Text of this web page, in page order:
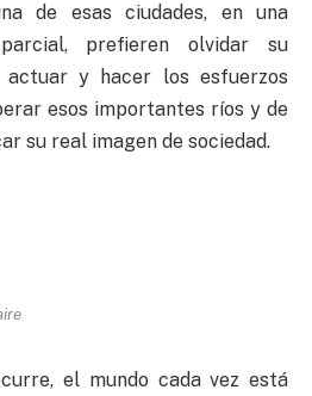
de esas ciudades, en una
prefieren olvidar su
actuar y hacer los esfuerzos
esos importantes ríos y de
su real imagen de sociedad.
el mundo cada vez está